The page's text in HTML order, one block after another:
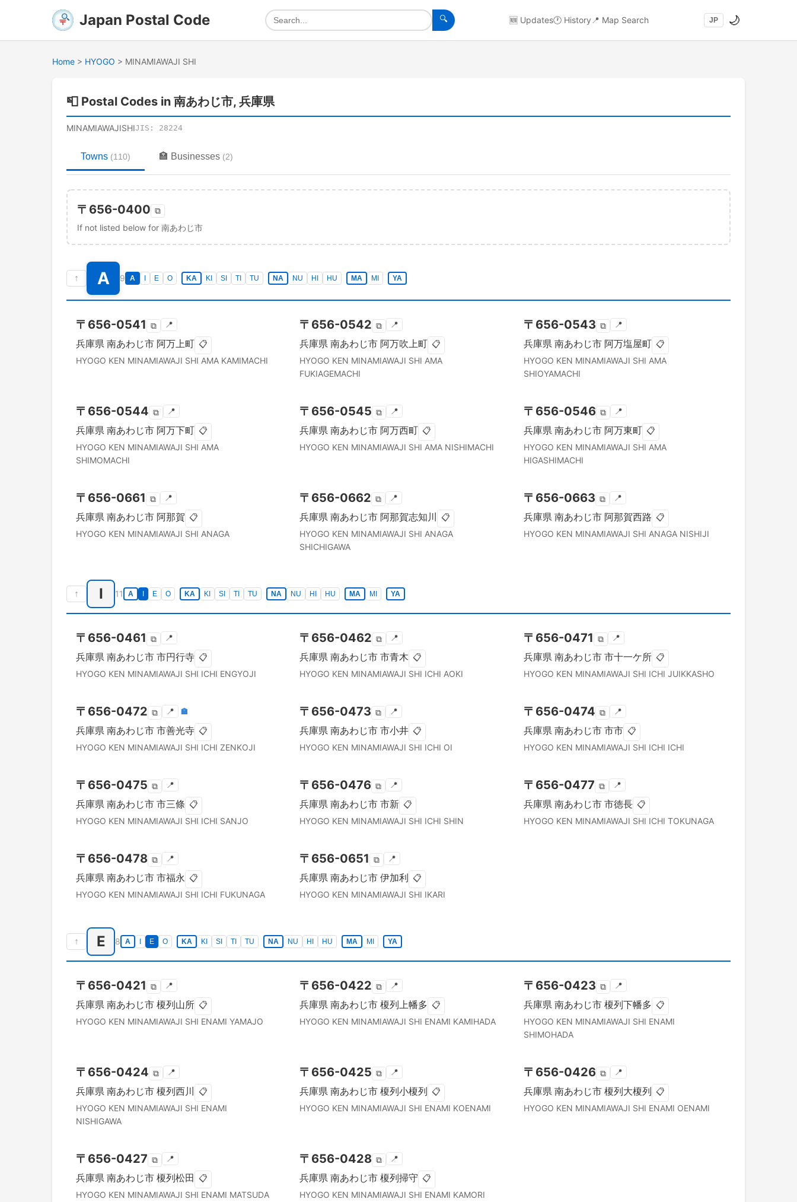
Japan Postal Code 🔍 🆕 Updates🕐 History 📍 Map Search JP 🌙
Home > HYOGO > MINAMIAWAJI SHI
📮 Postal Codes in 南あわじ市, 兵庫県
MINAMIAWAJISHIJIS: 28224
Towns (110) 🏣 Businesses (2)
〒 656-0400 ⧉
If not listed below for 南あわじ市
↑ A 9 A E O KA KI SI TI TU NA NU HI HU MA MI YA
〒 656-0541 ⧉ 📍
兵庫県 南あわじ市 阿万上町 📋
HYOGO KEN MINAMIAWAJI SHI AMA KAMIMACHI
〒 656-0542 ⧉ 📍
兵庫県 南あわじ市 阿万吹上町 📋
HYOGO KEN MINAMIAWAJI SHI AMA
FUKIAGEMACHI
〒 656-0543 ⧉ 📍
兵庫県 南あわじ市 阿万塩屋町 📋
HYOGO KEN MINAMIAWAJI SHI AMA
SHIOYAMACHI
〒 656-0544 ⧉ 📍
兵庫県 南あわじ市 阿万下町 📋
HYOGO KEN MINAMIAWAJI SHI AMA
SHIMOMACHI
〒 656-0545 ⧉ 📍
兵庫県 南あわじ市 阿万西町 📋
HYOGO KEN MINAMIAWAJI SHI AMA NISHIMACHI
〒 656-0546 ⧉ 📍
兵庫県 南あわじ市 阿万東町 📋
HYOGO KEN MINAMIAWAJI SHI AMA
HIGASHIMACHI
〒 656-0661 ⧉ 📍
兵庫県 南あわじ市 阿那賀 📋
HYOGO KEN MINAMIAWAJI SHI ANAGA
〒 656-0662 ⧉ 📍
兵庫県 南あわじ市 阿那賀志知川 📋
HYOGO KEN MINAMIAWAJI SHI ANAGA
SHICHIGAWA
〒 656-0663 ⧉ 📍
兵庫県 南あわじ市 阿那賀西路 📋
HYOGO KEN MINAMIAWAJI SHI ANAGA NISHIJI
↑ I 11 A E O KA KI SI TI TU NA NU HI HU MA MI YA
〒 656-0461 ⧉ 📍
兵庫県 南あわじ市 市円行寺 📋
HYOGO KEN MINAMIAWAJI SHI ICHI ENGYOJI
〒 656-0462 ⧉ 📍
兵庫県 南あわじ市 市青木 📋
HYOGO KEN MINAMIAWAJI SHI ICHI AOKI
〒 656-0471 ⧉ 📍
兵庫県 南あわじ市 市十一ケ所 📋
HYOGO KEN MINAMIAWAJI SHI ICHI JUIKKASHO
〒 656-0472 ⧉ 📍 🏣
兵庫県 南あわじ市 市善光寺 📋
HYOGO KEN MINAMIAWAJI SHI ICHI ZENKOJI
〒 656-0473 ⧉ 📍
兵庫県 南あわじ市 市小井 📋
HYOGO KEN MINAMIAWAJI SHI ICHI OI
〒 656-0474 ⧉ 📍
兵庫県 南あわじ市 市市 📋
HYOGO KEN MINAMIAWAJI SHI ICHI ICHI
〒 656-0475 ⧉ 📍
兵庫県 南あわじ市 市三條 📋
HYOGO KEN MINAMIAWAJI SHI ICHI SANJO
〒 656-0476 ⧉ 📍
兵庫県 南あわじ市 市新 📋
HYOGO KEN MINAMIAWAJI SHI ICHI SHIN
〒 656-0477 ⧉ 📍
兵庫県 南あわじ市 市徳長 📋
HYOGO KEN MINAMIAWAJI SHI ICHI TOKUNAGA
〒 656-0478 ⧉ 📍
兵庫県 南あわじ市 市福永 📋
HYOGO KEN MINAMIAWAJI SHI ICHI FUKUNAGA
〒 656-0651 ⧉ 📍
兵庫県 南あわじ市 伊加利 📋
HYOGO KEN MINAMIAWAJI SHI IKARI
↑ E 8 A E O KA KI SI TI TU NA NU HI HU MA MI YA
〒 656-0421 ⧉ 📍
兵庫県 南あわじ市 榎列山所 📋
HYOGO KEN MINAMIAWAJI SHI ENAMI YAMAJO
〒 656-0422 ⧉ 📍
兵庫県 南あわじ市 榎列上幡多 📋
HYOGO KEN MINAMIAWAJI SHI ENAMI KAMIHADA
〒 656-0423 ⧉ 📍
兵庫県 南あわじ市 榎列下幡多 📋
HYOGO KEN MINAMIAWAJI SHI ENAMI
SHIMOHADA
〒 656-0424 ⧉ 📍
兵庫県 南あわじ市 榎列西川 📋
HYOGO KEN MINAMIAWAJI SHI ENAMI
NISHIGAWA
〒 656-0425 ⧉ 📍
兵庫県 南あわじ市 榎列小榎列 📋
HYOGO KEN MINAMIAWAJI SHI ENAMI KOENAMI
〒 656-0426 ⧉ 📍
兵庫県 南あわじ市 榎列大榎列 📋
HYOGO KEN MINAMIAWAJI SHI ENAMI OENAMI
〒 656-0427 ⧉ 📍
兵庫県 南あわじ市 榎列松田 📋
HYOGO KEN MINAMIAWAJI SHI ENAMI MATSUDA
〒 656-0428 ⧉ 📍
兵庫県 南あわじ市 榎列掃守 📋
HYOGO KEN MINAMIAWAJI SHI ENAMI KAMORI